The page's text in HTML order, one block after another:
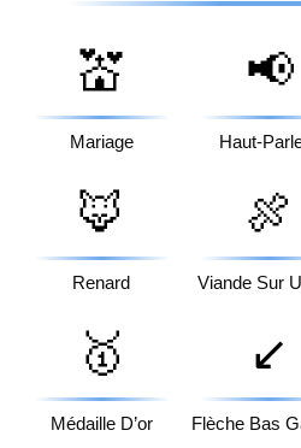
💒
Mariage
📢
Haut-
🦊
Renard
🍖
Viande Sur
🥇
Médaille D’or
↙️
Flèche Bas